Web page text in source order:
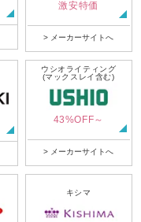
激安特価
> メーカーサイトへ
ウシオライティング
(マックスレイ含む)
43%OFF～
> メーカーサイトへ
キシマ